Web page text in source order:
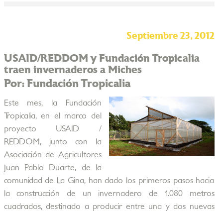
Septiembre 23, 2012
USAID/REDDOM y Fundación Tropicalia
traen invernaderos a Miches
Por: Fundación Tropicalia
Este mes, la Fundación
Tropicalia, en el marco del
proyecto USAID /
REDDOM, junto con la
Asociación de Agricultores
Juan Pablo Duarte, de la
comunidad de La Gina, han dado los primeros pasos hacia
la construcción de un invernadero de 1.080 metros
cuadrados, destinado a producir entre una y dos nuevas